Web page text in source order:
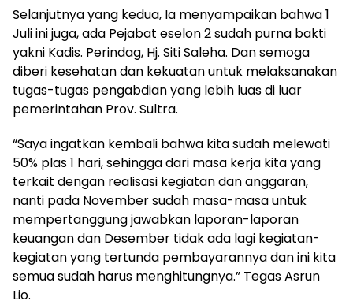
Selanjutnya yang kedua, Ia menyampaikan bahwa 1
Juli ini juga, ada Pejabat eselon 2 sudah purna bakti
yakni Kadis. Perindag, Hj. Siti Saleha. Dan semoga
diberi kesehatan dan kekuatan untuk melaksanakan
tugas-tugas pengabdian yang lebih luas di luar
pemerintahan Prov. Sultra.
“Saya ingatkan kembali bahwa kita sudah melewati
50% plas 1 hari, sehingga dari masa kerja kita yang
terkait dengan realisasi kegiatan dan anggaran,
nanti pada November sudah masa-masa untuk
mempertanggung jawabkan laporan-laporan
keuangan dan Desember tidak ada lagi kegiatan-
kegiatan yang tertunda pembayarannya dan ini kita
semua sudah harus menghitungnya.” Tegas Asrun
Lio.